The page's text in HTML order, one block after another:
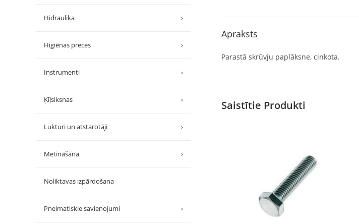
Apraksts
Parastā skrūvju paplāksne, cinkota.
Saistītie Produkti
Hidraulika ›
Higiēnas preces ›
Instrumenti ›
Ķīļsiksnas ›
Lukturi un atstarotāji ›
Metināšana ›
Noliktavas izpārdošana
Pneimatiskie savienojumi ›